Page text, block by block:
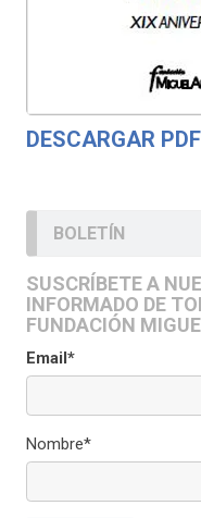
DESCARGAR PDF
BOLETÍN
SUSCRÍBETE A
INFORMADO DE
FUNDACIÓN
Email*
Nombre*